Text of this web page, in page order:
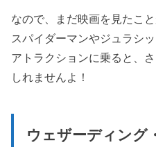
なので、まだ映画を見たこ
スパイダーマンやジュラシ
アトラクションに乗ると、
しれませんよ！
ウェザーディング